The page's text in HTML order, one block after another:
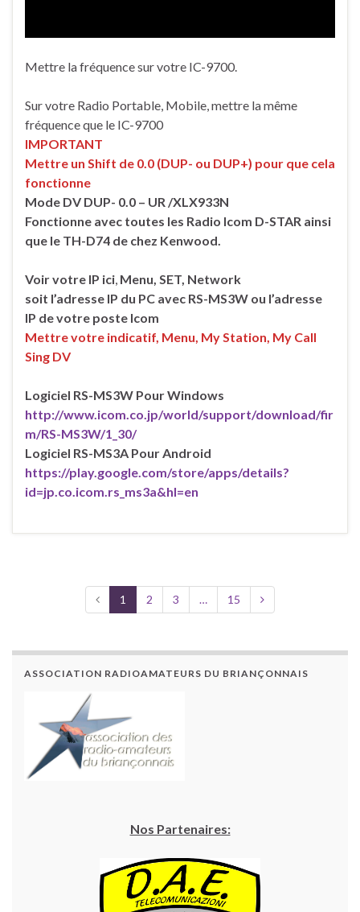
Mettre la fréquence sur votre IC-9700.
Sur votre Radio Portable, Mobile, mettre la même
fréquence que le IC-9700
IMPORTANT
Mettre un Shift de 0.0 (DUP- ou DUP+) pour que cela
fonctionne
Mode DV DUP- 0.0 – UR /XLX933N
Fonctionne avec toutes les Radio Icom D-STAR ainsi
que le TH-D74 de chez Kenwood.
Voir votre IP ici Menu, SET, Network
soit l’adresse IP du PC avec RS-MS3W ou l’adresse
IP de votre poste Icom
Mettre votre indicatif, Menu, My Station, My Call
Sing DV
Logiciel RS-MS3W Pour Windows
http://www.icom.co.jp/world/support/download/fir
m/RS-MS3W/1_30/
Logiciel RS-MS3A Pour Android
https://play.google.com/store/apps/details?
id=jp.co.icom.rs_ms3a&hl=en
1 2 3 … 15
ASSOCIATION RADIOAMATEURS DU BRIANÇONNAIS
Nos Partenaires: